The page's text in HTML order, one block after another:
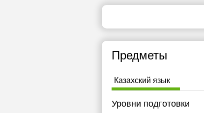
Предметы
Казахский язык
Уровни подготовки
свободных